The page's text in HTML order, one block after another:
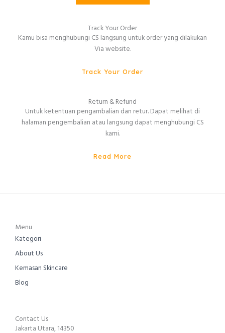
Track Your Order
Kamu bisa menghubungi CS langsung untuk order yang dilakukan
Via website.
Track Your Order
Return & Refund
Untuk ketentuan pengambalian dan retur. Dapat melihat di
halaman pengembalian atau langsung dapat menghubungi CS
kami.
Read More
Menu
Kategori
About Us
Kemasan Skincare
Blog
Contact Us
Jakarta Utara, 14350